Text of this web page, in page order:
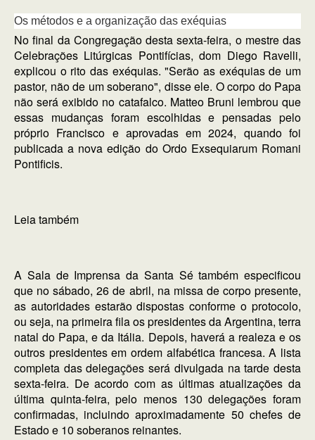
Os métodos e a organização das exéquias
No final da Congregação desta sexta-feira, o mestre das
Celebrações Litúrgicas Pontifícias, dom Diego Ravelli,
explicou o rito das exéquias. "Serão as exéquias de um
pastor, não de um soberano", disse ele. O corpo do Papa
não será exibido no catafalco. Matteo Bruni lembrou que
essas mudanças foram escolhidas e pensadas pelo
próprio Francisco e aprovadas em 2024, quando foi
publicada a nova edição do Ordo Exsequiarum Romani
Pontificis.
Leia também
A Sala de Imprensa da Santa Sé também especificou
que no sábado, 26 de abril, na missa de corpo presente,
as autoridades estarão dispostas conforme o protocolo,
ou seja, na primeira fila os presidentes da Argentina, terra
natal do Papa, e da Itália. Depois, haverá a realeza e os
outros presidentes em ordem alfabética francesa. A lista
completa das delegações será divulgada na tarde desta
sexta-feira. De acordo com as últimas atualizações da
última quinta-feira, pelo menos 130 delegações foram
confirmadas, incluindo aproximadamente 50 chefes de
Estado e 10 soberanos reinantes.